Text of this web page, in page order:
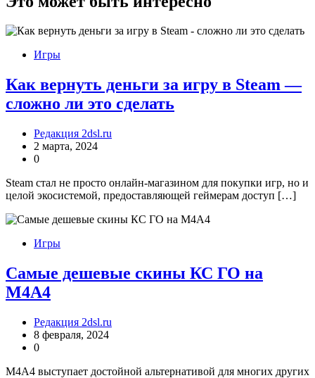
Игры
Как вернуть деньги за игру в Steam —
сложно ли это сделать
Редакция 2dsl.ru
2 марта, 2024
0
Steam стал не просто онлайн-магазином для покупки игр, но и
целой экосистемой, предоставляющей геймерам доступ […]
Игры
Самые дешевые скины КС ГО на
М4А4
Редакция 2dsl.ru
8 февраля, 2024
0
М4А4 выступает достойной альтернативой для многих других